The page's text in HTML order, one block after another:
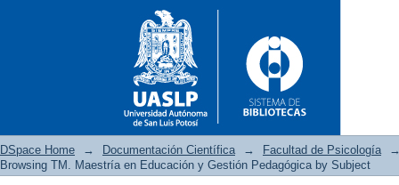
DSpace Home → Documentación Científica → Facultad de Psicología
Browsing TM. Maestría en Educación y Gestión Pedagógica by Subject